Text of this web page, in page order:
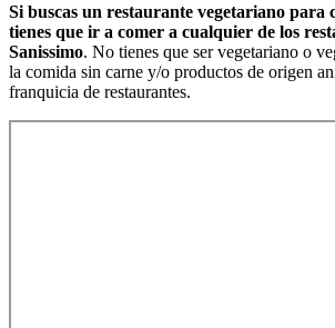
Si buscas un restaurante vegetariano para
tienes que ir a comer a cualquier de los
Sanissimo. No tienes que ser vegetariano o
la comida sin carne y/o productos de origen
franquicia de restaurantes.